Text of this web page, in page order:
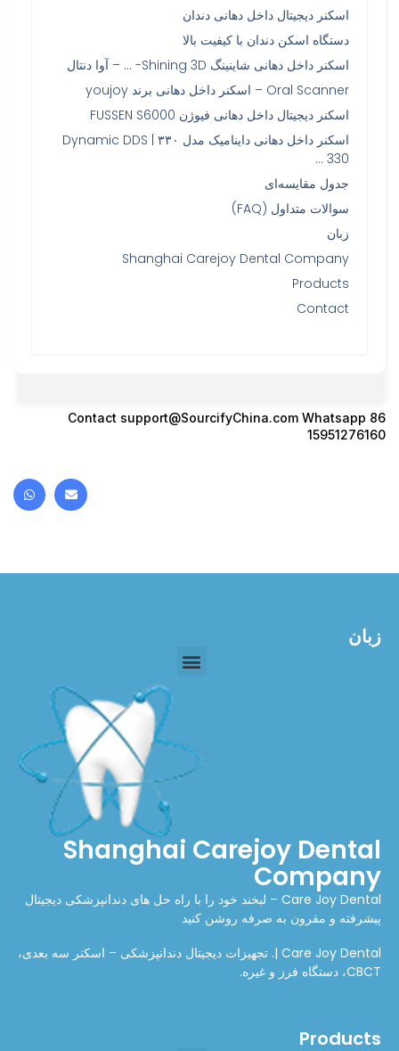
اسکنر دیجیتال داخل دهانی دندان
دستگاه اسکن دندان با کیفیت بالا
اسکنر داخل دهانی شاینینگ Shining 3D- … – آوا دنتال
Oral Scanner – اسکنر داخل دهانی برند youjoy
اسکنر دیجیتال داخل دهانی فیوژن FUSSEN S6000
اسکنر داخل دهانی داینامیک مدل ۳۳۰ | Dynamic DDS
330 …
جدول مقایسه‌ای
سوالات متداول (FAQ)
زبان
Shanghai Carejoy Dental Company
Products
Contact
Contact support@SourcifyChina.com Whatsapp 86
15951276160
زبان
Shanghai Carejoy Dental
Company
Care Joy Dental – لبخند خود را با راه حل های دندانپزشکی دیجیتال
پیشرفته و مقرون به صرفه روشن کنید
Care Joy Dental |. تجهیزات دیجیتال دندانپزشکی – اسکنر سه بعدی،
CBCT، دستگاه فرز و غیره.
Products